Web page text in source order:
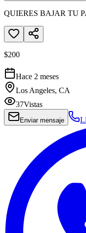
QUIERES BAJAR TU
$200
Hace 2 meses
Los Angeles, CA
37Vistas
Enviar mensaje